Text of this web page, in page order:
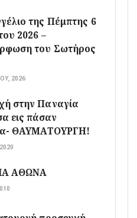
της Πέμπτης 6
2026 –
του Σωτήρος
2026
στην Παναγία
εις πάσαν
ΘΑΥΜΑΤΟΥΡΓΗ!
ΑΘΩΝΑ